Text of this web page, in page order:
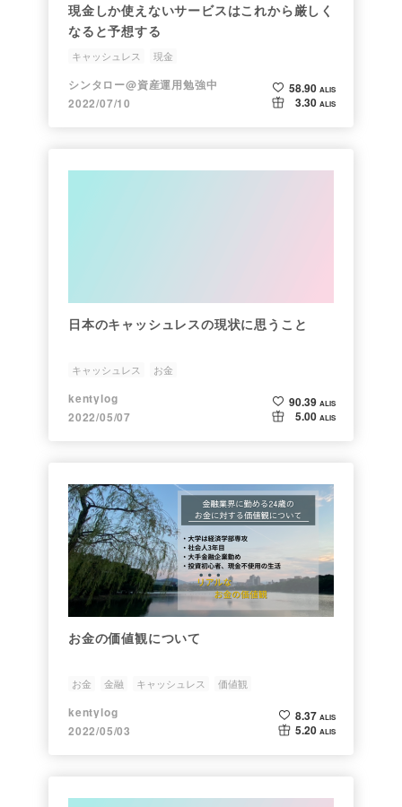
現金しか使えないサービスはこれから厳しく
なると予想する
キャッシュレス 現金
シンタロー@資産運用勉強中
2022/07/10
58.90 ALIS
3.30 ALIS
日本のキャッシュレスの現状に思うこと
キャッシュレス お金
kentylog
2022/05/07
90.39 ALIS
5.00 ALIS
お金の価値観について
お金 金融 キャッシュレス 価値観
kentylog
2022/05/03
8.37 ALIS
5.20 ALIS